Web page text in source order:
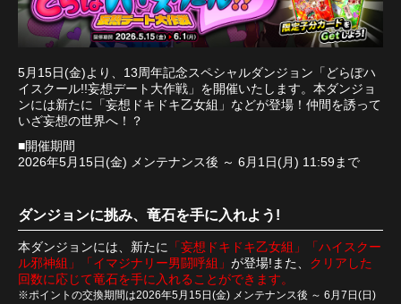
5月15日(金)より、13周年記念スペシャルダンジョン「どらぽハ
イスクール!!妄想デート大作戦」を開催いたします。本ダンジョ
ンには新たに「妄想ドキドキ乙女組」などが登場！仲間を誘って
いざ妄想の世界へ！？
■開催期間
2026年5月15日(金) メンテナンス後 ～ 6月1日(月) 11:59まで
ダンジョンに挑み、竜石を手に入れよう!
本ダンジョンには、新たに 「妄想ドキドキ乙女組」「ハイスクー
ル邪神組」「イマジナリー男闘呼組」 が登場!また、 クリアした
回数に応じて竜石を手に入れることができます。
※ポイントの交換期間は2026年5月15日(金) メンテナンス後 ～ 6月7日(日)